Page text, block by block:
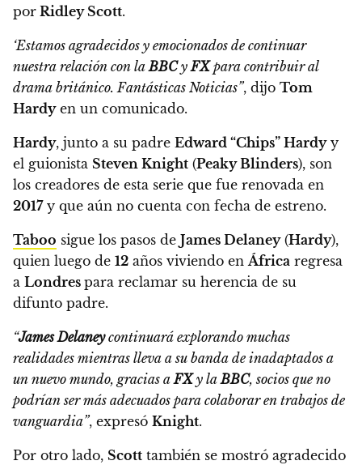
por Ridley Scott.
‘Estamos agradecidos y emocionados de continuar
nuestra relación con laBBCyFXpara contribuir al
drama británico. Fantásticas Noticias”, dijo Tom
Hardyen un comunicado.
Hardy, junto a su padre Edward “Chips” Hardyy
el guionista Steven Knight (Peaky Blinders), son
los creadores de esta serie que fue renovada en
2017y que aún no cuenta con fecha de estreno.
Taboo sigue los pasos de James Delaney(Hardy),
quien luego de 12 años viviendo enÁfrica regresa
a Londres para reclamar su herencia de su
difunto padre.
“James Delaneycontinuará explorando muchas
realidades mientras lleva a su banda de inadaptados a
un nuevo mundo, gracias aFXy laBBC, socios que no
podrían ser más adecuados para colaborar en trabajos de
vanguardia”, expresó Knight.
Por otro lado, Scott también se mostró agradecido